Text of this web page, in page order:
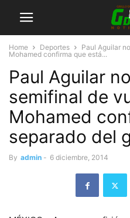
Home Deportes
Paul Aguilar
Mohamed confirma que está...
Paul Aguilar
semifinal de
Mohamed
separado del
By admin - 6 diciembre, 2014